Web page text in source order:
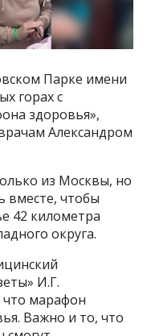
Парке имени
горах с
здоровья»,
Александром
из Москвы, но
вместе, чтобы
42 километра
округа.
И.Г.
что марафон
Важно и то, что